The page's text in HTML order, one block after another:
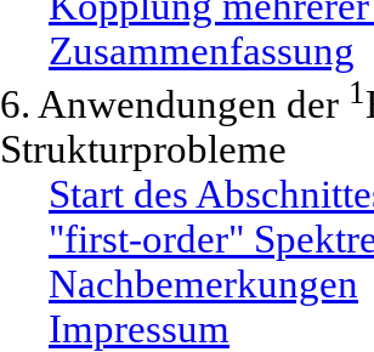
Zusammenfassung
6. Anwendungen der 1
Strukturprobleme
Start des
"first-order"
Nachbemerkungen
Impressum